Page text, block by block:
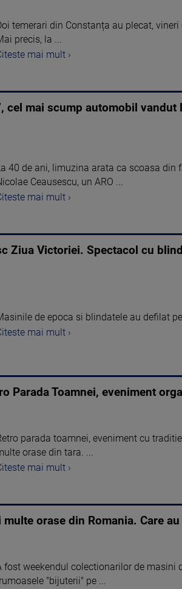
temerari din Constanța au plecat,
precis, la ...
mai mult ›
cel mai scump automobil
40 de ani, limuzina arata ca scoasa
Ceausescu, un ARO ...
mai mult ›
Ziua Victoriei. Spectacol cu
de epoca si blindatele au defilat
mai mult ›
Parada Toamnei, eveniment
parada toamnei, eveniment cu
orase din tara. ...
mai mult ›
orase din Romania. Care
fost weekendul colectionarilor de masini
"bijuterii" pe ...